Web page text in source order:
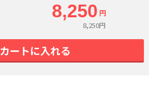
8,250 円
8,250円
カートに入れる